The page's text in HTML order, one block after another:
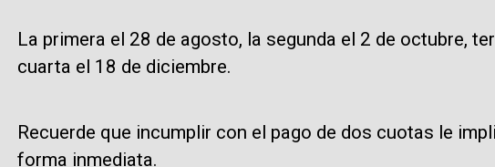
La primera el 28 de agosto, la segunda el 2 de octubre,
cuarta el 18 de diciembre.
Recuerde que incumplir con el pago de dos cuotas le
forma inmediata.